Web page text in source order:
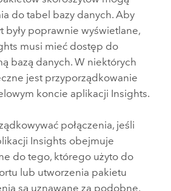
do tabel bazy danych. Aby
były poprawnie wyświetlane,
musi mieć dostęp do
bazą danych. W niektórych
jest przyporządkowanie
koncie aplikacji Insights.
połączenia, jeśli
Insights obejmuje
do tego, którego użyto do
lub utworzenia pakietu
są uznawane za podobne,